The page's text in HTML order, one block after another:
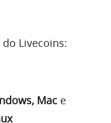
Livecoins:
Mac e